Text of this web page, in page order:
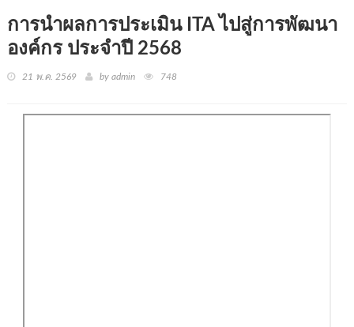
การนำผลการประเมิน ITA ไปสู่การพัฒนา
องค์กร ประจำปี 2568
21 พ.ค. 2569 by admin 748